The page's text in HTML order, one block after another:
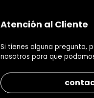
Atención al Cliente
Si tienes alguna pregunta,
nosotros para que